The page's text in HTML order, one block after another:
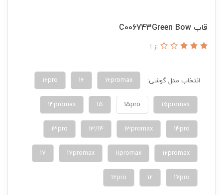
قاب C006743Green Bow
از 1
انتخاب مدل گوشی: 16promax
16
16pro
15promax
15pro
15
14promax
14pro
13promax
13/14
13pro
12promax
11promax
17promax
17
17pro
12
12pro